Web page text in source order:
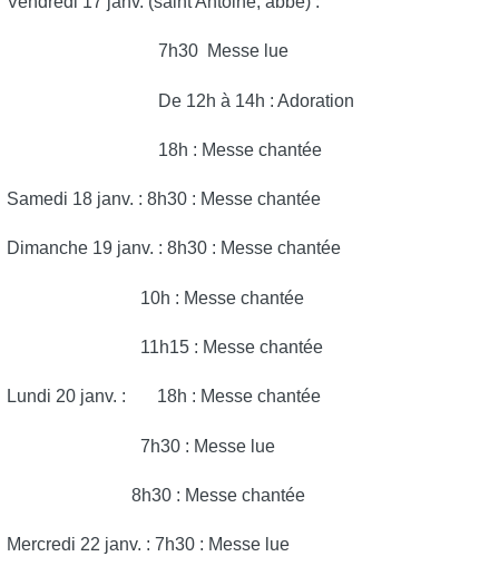
7h30 Messe lue
De 12h à 14h : Adoration
18h : Messe chantée
Samedi 18 janv. : 8h30 : Messe chantée
Dimanche 19 janv. : 8h30 : Messe chantée
10h : Messe chantée
11h15 : Messe chantée
Lundi 20 janv. : 18h : Messe chantée
7h30 : Messe lue
8h30 : Messe chantée
Mercredi 22 janv. : 7h30 : Messe lue